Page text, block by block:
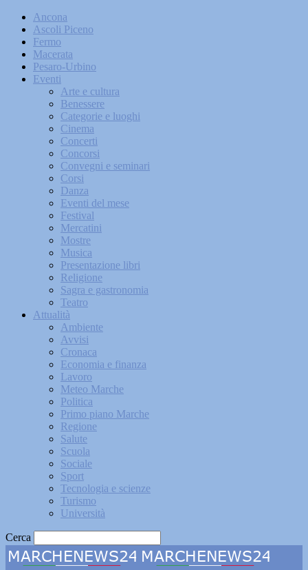
Ancona
Ascoli Piceno
Fermo
Macerata
Pesaro-Urbino
Eventi
Arte e cultura
Benessere
Categorie e luoghi
Cinema
Concerti
Concorsi
Convegni e seminari
Corsi
Danza
Eventi del mese
Festival
Mercatini
Mostre
Musica
Presentazione libri
Religione
Sagra e gastronomia
Teatro
Attualità
Ambiente
Avvisi
Cronaca
Economia e finanza
Lavoro
Meteo Marche
Politica
Primo piano Marche
Regione
Salute
Scuola
Sociale
Sport
Tecnologia e scienze
Turismo
Università
Cerca